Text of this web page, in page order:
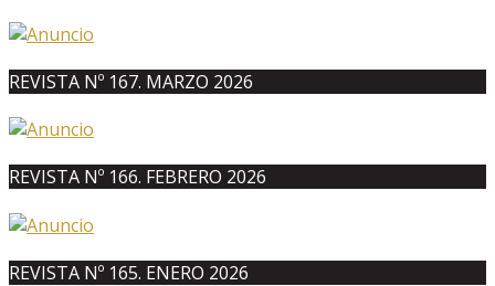
REVISTA Nº 167. MARZO 2026
REVISTA Nº 166. FEBRERO 2026
REVISTA Nº 165. ENERO 2026